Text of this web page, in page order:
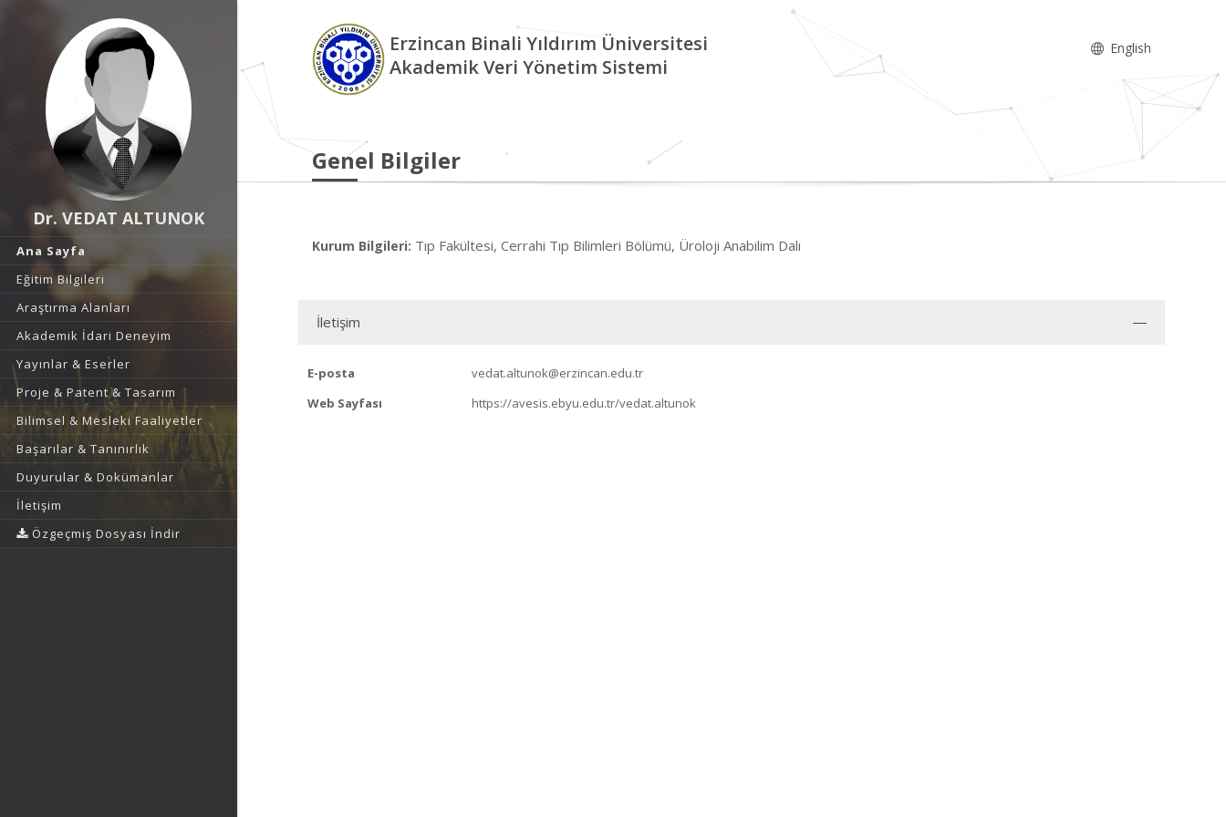
Dr. VEDAT ALTUNOK
Ana Sayfa
Eğitim Bilgileri
Araştırma Alanları
Akademik İdari Deneyim
Yayınlar & Eserler
Proje & Patent & Tasarım
Bilimsel & Mesleki Faaliyetler
Başarılar & Tanınırlık
Duyurular & Dokümanlar
İletişim
Özgeçmiş Dosyası İndir
Erzincan Binali Yıldırım Üniversitesi
Akademik Veri Yönetim Sistemi
English
Genel Bilgiler
Kurum Bilgileri: Tıp Fakültesi, Cerrahi Tıp Bilimleri Bölümü, Üroloji Anabilim Dalı
İletişim
E-posta
vedat.altunok@erzincan.edu.tr
Web Sayfası
https://avesis.ebyu.edu.tr/vedat.altunok